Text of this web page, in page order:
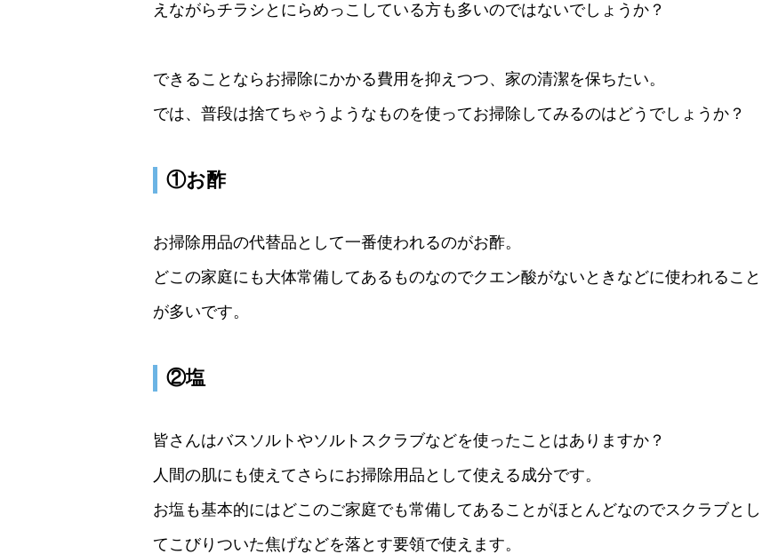
えながらチラシとにらめっこしている方も多いのではないでしょうか？
できることならお掃除にかかる費用を抑えつつ、家の清潔を保ちたい。
では、普段は捨てちゃうようなものを使ってお掃除してみるのはどうでしょうか？
①お酢
お掃除用品の代替品として一番使われるのがお酢。
どこの家庭にも大体常備してあるものなのでクエン酸がないときなどに使われること
が多いです。
②塩
皆さんはバスソルトやソルトスクラブなどを使ったことはありますか？
人間の肌にも使えてさらにお掃除用品として使える成分です。
お塩も基本的にはどこのご家庭でも常備してあることがほとんどなのでスクラブとし
てこびりついた焦げなどを落とす要領で使えます。